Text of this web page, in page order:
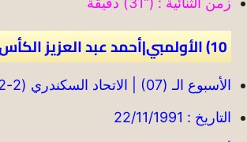
10) الأولمبي|أحمد عبد العزيز الكأس
الأسبوع الـ (07) | الاتحاد السكندري (2-2) الأولمبي
التاريخ : 22/11/1991